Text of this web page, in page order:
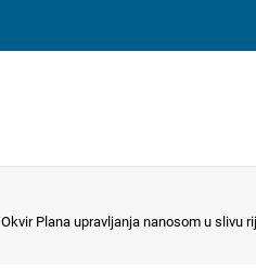
Okvir Plana upravljanja nanosom u slivu